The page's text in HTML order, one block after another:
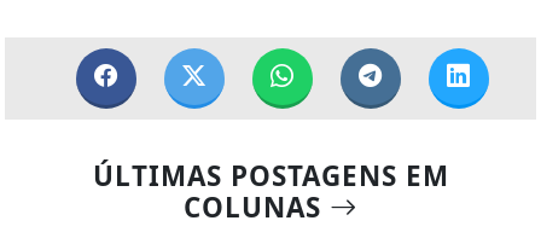
ÚLTIMAS POSTAGENS EM
COLUNAS